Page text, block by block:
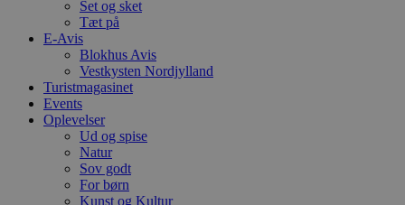
Set og sket
Tæt på
E-Avis
Blokhus Avis
Vestkysten Nordjylland
Turistmagasinet
Events
Oplevelser
Ud og spise
Natur
Sov godt
For børn
Kunst og Kultur